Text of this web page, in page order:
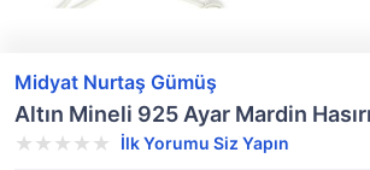
Midyat Nurtaş Gümüş
Altın Mineli 925 Ayar Mardin
İlk Yorumu Siz Yapın